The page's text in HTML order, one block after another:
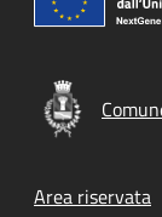
Footer
Area riservata